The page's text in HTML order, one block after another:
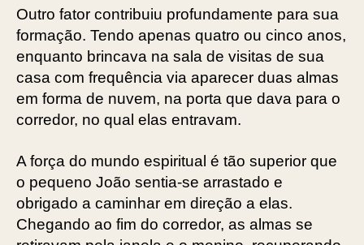
Outro fator contribuiu profundamente para sua
formação. Tendo apenas quatro ou cinco anos,
enquanto brincava na sala de visitas de sua
casa com frequência via aparecer duas almas
em forma de nuvem, na porta que dava para o
corredor, no qual elas entravam.
A força do mundo espiritual é tão superior que
o pequeno João sentia-se arrastado e
obrigado a caminhar em direção a elas.
Chegando ao fim do corredor, as almas se